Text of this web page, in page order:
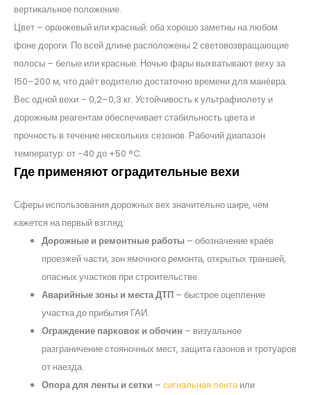
вертикальное положение.
Цвет – оранжевый или красный: оба хорошо заметны на любом
фоне дороги. По всей длине расположены 2 световозвращающие
полосы – белые или красные. Ночью фары выхватывают веху за
150–200 м, что даёт водителю достаточно времени для манёвра.
Вес одной вехи – 0,2–0,3 кг. Устойчивость к ультрафиолету и
дорожным реагентам обеспечивает стабильность цвета и
прочность в течение нескольких сезонов. Рабочий диапазон
температур: от −40 до +50 °C.
Где применяют оградительные вехи
Сферы использования дорожных вех значительно шире, чем
кажется на первый взгляд:
Дорожные и ремонтные работы – обозначение краёв
проезжей части, зон ямочного ремонта, открытых траншей,
опасных участков при строительстве.
Аварийные зоны и места ДТП – быстрое оцепление
участка до прибытия ГАИ.
Ограждение парковок и обочин – визуальное
разграничение стояночных мест, защита газонов и тротуаров
от наезда.
Опора для ленты и сетки – сигнальная лентаили